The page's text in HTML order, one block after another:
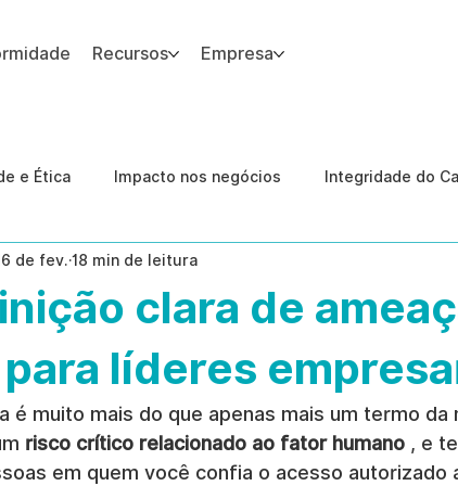
Recursos Empresa
e Ética Impacto nos negócios Integridade do
Estudos de caso
Ética da IA
clara de
líderes
de fev. 18 min de leitura
é muito mais do que apenas mais um termo da
risco crítico relacionado ao fator humano , e
em quem você confia o acesso autorizado